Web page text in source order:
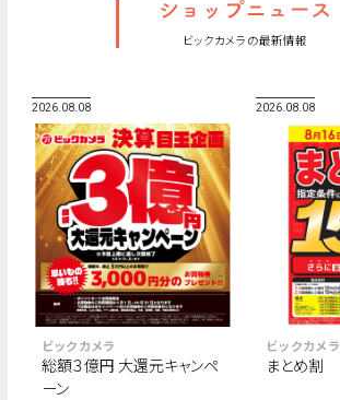
ビックカメラの最新情報
2026.08.08
ビックカメラ
総額３億円 大還元キャンペ
ーン
2026.08.08
ビックカメラ
まとめ割